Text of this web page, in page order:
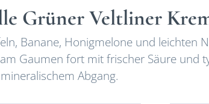
Grüner Veltliner
Banane, Honigmelone und leichten
Gaumen fort mit frischer Säure und
Abgang.